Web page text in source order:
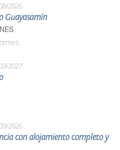
2026
Guayasamín
2027
2026
con alojamiento completo y